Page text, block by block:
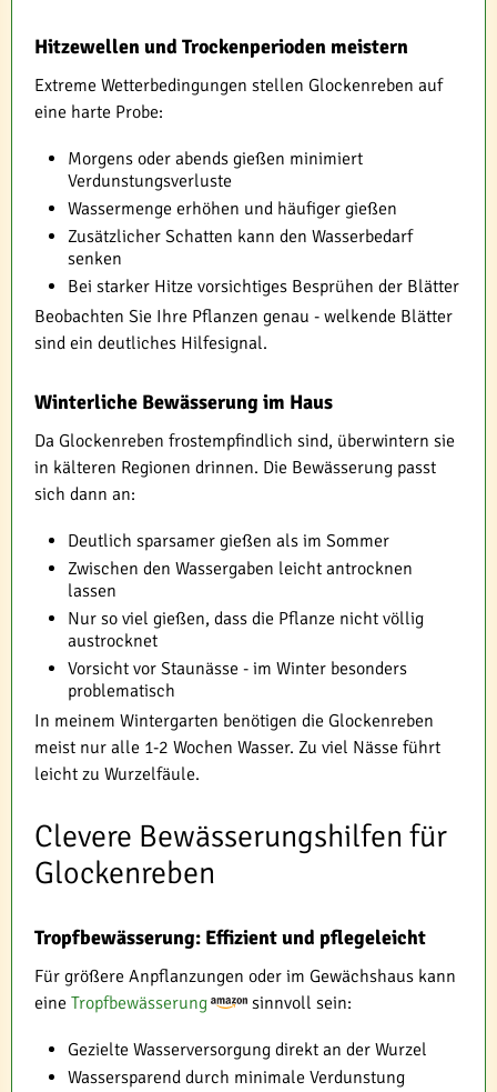
Hitzewellen und Trockenperioden meistern
Extreme Wetterbedingungen stellen Glockenreben auf
eine harte Probe:
Morgens oder abends gießen minimiert
Verdunstungsverluste
Wassermenge erhöhen und häufiger gießen
Zusätzlicher Schatten kann den Wasserbedarf
senken
Bei starker Hitze vorsichtiges Besprühen der Blätter
Beobachten Sie Ihre Pflanzen genau - welkende Blätter
sind ein deutliches Hilfesignal.
Winterliche Bewässerung im Haus
Da Glockenreben frostempfindlich sind, überwintern sie
in kälteren Regionen drinnen. Die Bewässerung passt
sich dann an:
Deutlich sparsamer gießen als im Sommer
Zwischen den Wassergaben leicht antrocknen
lassen
Nur so viel gießen, dass die Pflanze nicht völlig
austrocknet
Vorsicht vor Staunässe - im Winter besonders
problematisch
In meinem Wintergarten benötigen die Glockenreben
meist nur alle 1-2 Wochen Wasser. Zu viel Nässe führt
leicht zu Wurzelfäule.
Clevere Bewässerungshilfen für
Glockenreben
Tropfbewässerung: Effizient und pflegeleicht
Für größere Anpflanzungen oder im Gewächshaus kann
eine Tropfbewässerung sinnvoll sein:
Gezielte Wasserversorgung direkt an der Wurzel
Wassersparend durch minimale Verdunstung